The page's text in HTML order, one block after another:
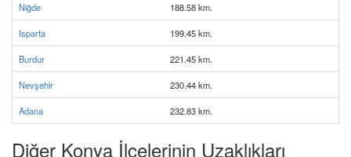
Niğde 188.58 km.
Isparta 199.45 km.
Burdur 221.45 km.
Nevşehir 230.44 km.
Adana 232.83 km.
Diğer Konya İlçelerinin Uzaklıkları